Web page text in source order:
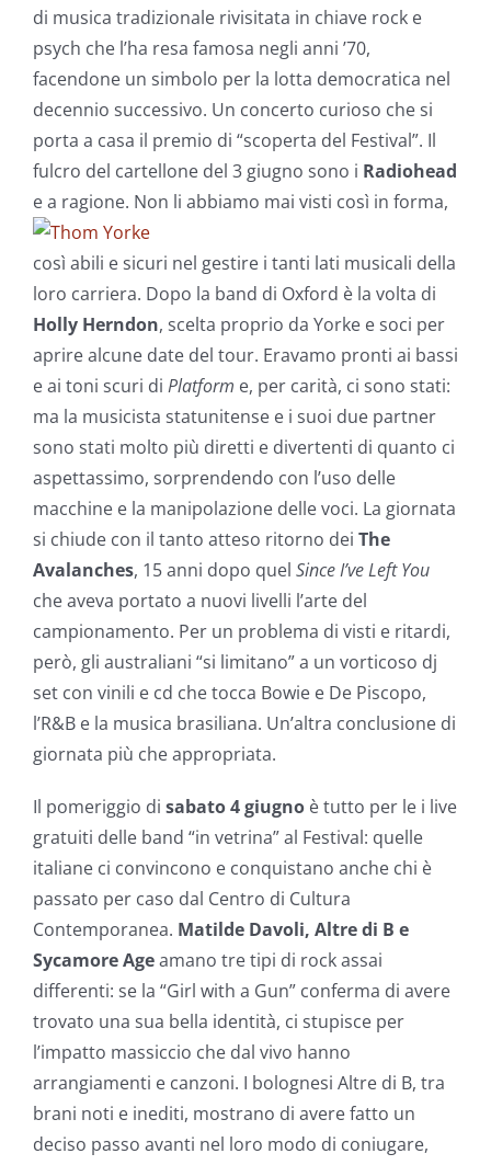
di musica tradizionale rivisitata in chiave rock e
psych che l’ha resa famosa negli anni ’70,
facendone un simbolo per la lotta democratica nel
decennio successivo. Un concerto curioso che si
porta a casa il premio di “scoperta del Festival”. Il
fulcro del cartellone del 3 giugno sono i Radiohead
e a ragione. Non li abbiamo mai visti così in forma,
così abili e sicuri nel gestire i tanti lati musicali della
loro carriera. Dopo la band di Oxford è la volta di
Holly Herndon, scelta proprio da Yorke e soci per
aprire alcune date del tour. Eravamo pronti ai bassi
e ai toni scuri di Platform e, per carità, ci sono stati:
ma la musicista statunitense e i suoi due partner
sono stati molto più diretti e divertenti di quanto ci
aspettassimo, sorprendendo con l’uso delle
macchine e la manipolazione delle voci. La giornata
si chiude con il tanto atteso ritorno dei The
Avalanches, 15 anni dopo quel Since I’ve Left You
che aveva portato a nuovi livelli l’arte del
campionamento. Per un problema di visti e ritardi,
però, gli australiani “si limitano” a un vorticoso dj
set con vinili e cd che tocca Bowie e De Piscopo,
l’R&B e la musica brasiliana. Un’altra conclusione di
giornata più che appropriata.
Il pomeriggio di sabato 4 giugno è tutto per le i live
gratuiti delle band “in vetrina” al Festival: quelle
italiane ci convincono e conquistano anche chi è
passato per caso dal Centro di Cultura
Contemporanea. Matilde Davoli, Altre di B e
Sycamore Ageamano tre tipi di rock assai
differenti: se la “Girl with a Gun” conferma di avere
trovato una sua bella identità, ci stupisce per
l’impatto massiccio che dal vivo hanno
arrangiamenti e canzoni. I bolognesi Altre di B, tra
brani noti e inediti, mostrano di avere fatto un
deciso passo avanti nel loro modo di coniugare,